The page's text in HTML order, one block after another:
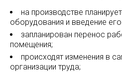
на производстве
оборудования и введение
запланирован перенос
помещения;
происходят изменения в
организации труда;